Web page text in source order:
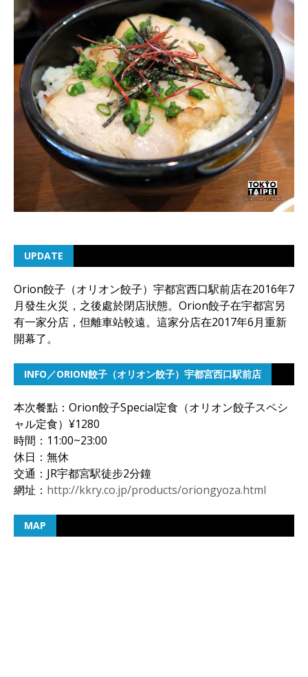
UPDATE
Orion餃子（オリオン餃子）宇都宮西口駅前店在2016年7
月發生火災，之後處於閉店狀態。Orion餃子在宇都宮另
有一家分店，但離車站較遠。這家分店在2017年6月重新
開幕了。
INFO／ORION餃子（オリオン餃子）宇都宮西口駅前店
本次餐點：Orion餃子Special定食（オリオン餃子スペシ
ャル定食）¥1280
時間：11:00~23:00
休日：無休
交通：JR宇都宮駅徒步2分鐘
網址： http://kkry.co.jp/products/oriongyoza.html
MAP